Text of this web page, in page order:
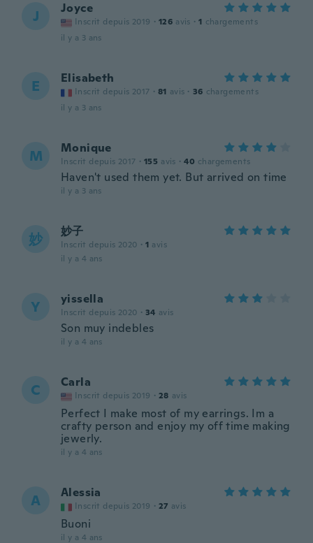
J Joyce
Inscrit depuis 2019 · 126 avis · 1 chargements
il y a 3 ans
E Elisabeth
Inscrit depuis 2017 · 81 avis · 36 chargements
il y a 3 ans
M Monique
Inscrit depuis 2017 · 155 avis · 40 chargements
Haven't used them yet. But arrived on time
il y a 3 ans
妙 妙子
Inscrit depuis 2020 · 1 avis
il y a 4 ans
Y yissella
Inscrit depuis 2020 · 34 avis
Son muy indebles
il y a 4 ans
C Carla
Inscrit depuis 2019 · 28 avis
Perfect I make most of my earrings. Im a
crafty person and enjoy my off time making
jewerly.
il y a 4 ans
A Alessia
Inscrit depuis 2019 · 27 avis
Buoni
il y a 4 ans